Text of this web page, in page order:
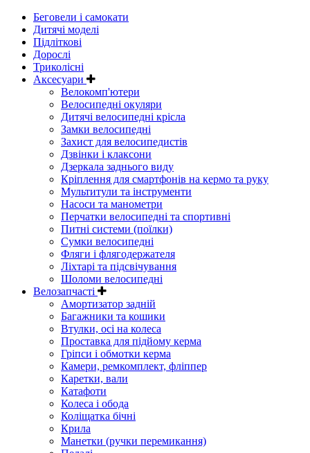
Беговели і самокати
Дитячі моделі
Підліткові
Дорослі
Триколісні
Аксесуари
Велокомп'ютери
Велосипедні окуляри
Дитячі велосипедні крісла
Замки велосипедні
Захист для велосипедистів
Дзвінки і клаксони
Дзеркала заднього виду
Кріплення для смартфонів на кермо та руку
Мультитули та інструменти
Насоси та манометри
Перчатки велосипедні та спортивні
Питні системи (поїлки)
Сумки велосипедні
Фляги і флягодержателя
Ліхтарі та підсвічування
Шоломи велосипедні
Велозапчасті
Амортизатор задній
Багажники та кошики
Втулки, осі на колеса
Проставка для підйому керма
Гріпси і обмотки керма
Камери, ремкомплект, фліппер
Каретки, вали
Катафоти
Колеса і обода
Коліщатка бічні
Крила
Манетки (ручки перемикання)